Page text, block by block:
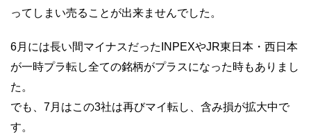
ってしまい売ることが出来ませんでした。
6月には長い間マイナスだったINPEXやJR東日本・西日本
が一時プラ転し全ての銘柄がプラスになった時もありまし
た。
でも、7月はこの3社は再びマイ転し、含み損が拡大中で
す。